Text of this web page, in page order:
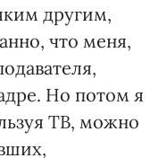
другим,
что меня,
Но потом я
ТВ, можно